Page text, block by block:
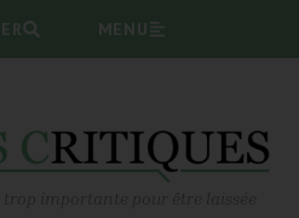
MENU
trop importante pour être laissée